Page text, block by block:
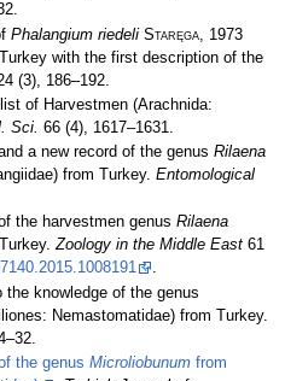
Phalangium riedeli Staręga , 1973
with the first description of the
(3), 186–192.
of Harvestmen (Arachnida:
Sci. 66 (4), 1617–1631.
a new record of the genus Rilaena
from Turkey. Entomological
the harvestmen genus Rilaena
Zoology in the Middle East 61
.
the knowledge of the genus
Nemastomatidae) from Turkey.
the genus Microliobunum from